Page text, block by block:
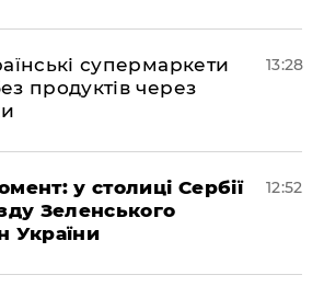
супермаркети
продуктів через
13:28
у столиці Сербії
Зеленського
України
12:52